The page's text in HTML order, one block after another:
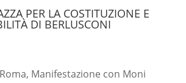
PER LA COSTITUZIONE E
DI BERLUSCONI
Manifestazione con Moni